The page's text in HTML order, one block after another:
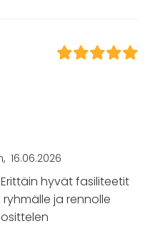
16.06.2026
hyvät fasiliteetit
ja rennolle